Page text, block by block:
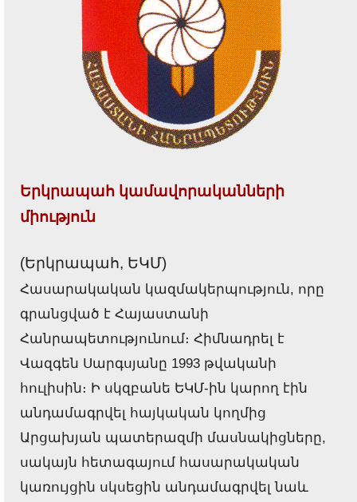
Երկրապահ կամավորականների
միություն
(Երկրապահ, ԵԿՄ)
Հասարակական կազմակերպություն, որը
գրանցված է Հայաստանի
Հանրապետությունում։ Հիմնադրել է
Վազգեն Սարգսյանը 1993 թվականի
հուլիսին։ Ի սկզբանե ԵԿՄ-ին կարող էին
անդամագրվել հայկական կողմից
Արցախյան պատերազմի մասնակիցները,
սակայն հետագայում հասարակական
կառույցին սկսեցին անդամագրվել նաև